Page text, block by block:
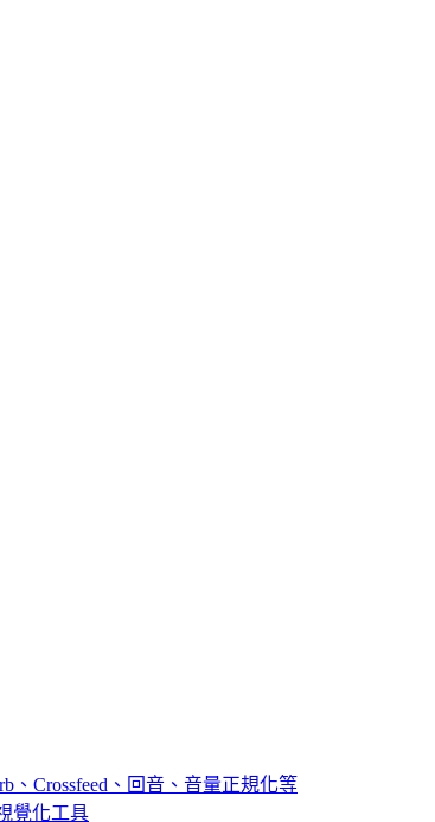
、Crossfeed、回音、音量正規化等
覺化工具